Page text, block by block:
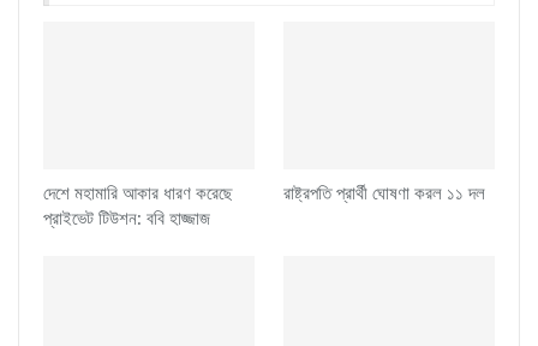
দেশে মহামারি আকার ধারণ করেছে
প্রাইভেট টিউশন: ববি হাজ্জাজ
রাষ্ট্রপতি প্রার্থী ঘোষণা করল ১১ দল